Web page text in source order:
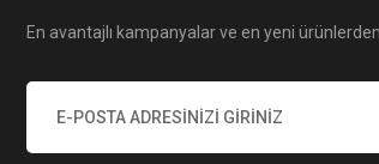
En avantajlı kampanyalar ve en yeni